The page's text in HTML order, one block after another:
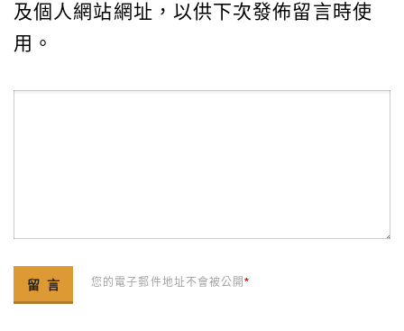
及個人網站網址，以供下次發佈留言時使
用。
您的電子郵件地址不會被公開*